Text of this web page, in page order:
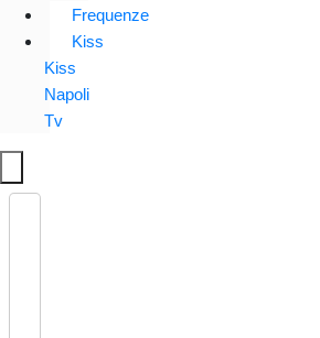
Frequenze
Kiss
Kiss
Napoli
Tv